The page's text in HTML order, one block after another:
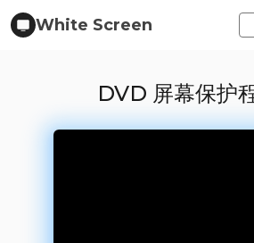
White Screen
DVD 屏幕保护